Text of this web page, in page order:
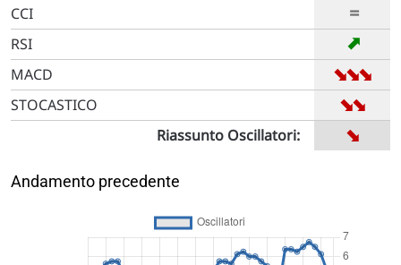
CCI =
RSI ➡
MACD ➡
➡
➡
STOCASTICO ➡
➡
Riassunto Oscillatori: ➡
Andamento precedente